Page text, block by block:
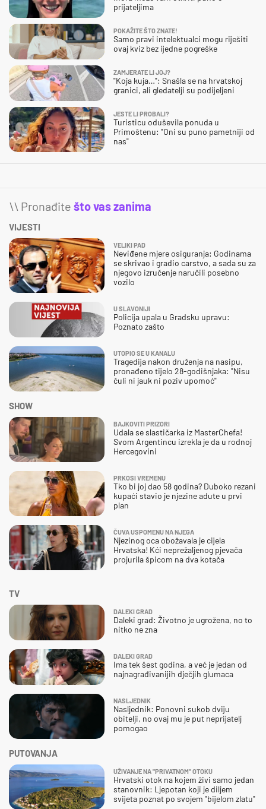
prijateljima
POKAŽITE ŠTO ZNATE!
Samo pravi intelektualci mogu riješiti
ovaj kviz bez ijedne pogreške
ZAMJERATE LI JOJ?
"Koja kuja…": Snašla se na hrvatskoj
granici, ali gledatelji su podijeljeni
JESTE LI PROBALI?
Turisticu oduševila ponuda u
Primoštenu: "Oni su puno pametniji od
nas"
\\ Pronađite što vas zanima
VIJESTI
VELIKI PAD
Neviđene mjere osiguranja: Godinama
se skrivao i gradio carstvo, a sada su za
njegovo izručenje naručili posebno
vozilo
U SLAVONIJI
Policija upala u Gradsku upravu:
Poznato zašto
UTOPIO SE U KANALU
Tragedija nakon druženja na nasipu,
pronađeno tijelo 28-godišnjaka: "Nisu
čuli ni jauk ni poziv upomoć"
SHOW
BAJKOVITI PRIZORI
Udala se slastičarka iz MasterChefa!
Svom Argentincu izrekla je da u rodnoj
Hercegovini
PRKOSI VREMENU
Tko bi joj dao 58 godina? Duboko rezani
kupaći stavio je njezine adute u prvi
plan
ČUVA USPOMENU NA NJEGA
Njezinog oca obožavala je cijela
Hrvatska! Kći neprežaljenog pjevača
projurila špicom na dva kotača
TV
DALEKI GRAD
Daleki grad: Životno je ugrožena, no to
nitko ne zna
DALEKI GRAD
Ima tek šest godina, a već je jedan od
najnagrađivanijih dječjih glumaca
NASLJEDNIK
Nasljednik: Ponovni sukob dviju
obitelji, no ovaj mu je put neprijatelj
pomogao
PUTOVANJA
UŽIVANJE NA "PRIVATNOM" OTOKU
Hrvatski otok na kojem živi samo jedan
stanovnik: Ljepotan koji je diljem
svijeta poznat po svojem "bijelom zlatu"